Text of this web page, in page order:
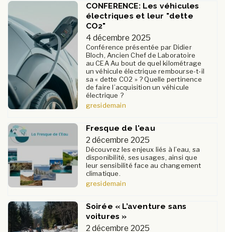
CONFERENCE: Les véhicules
électriques et leur "dette
CO2"
4 décembre 2025
Conférence présentée par Didier
Bloch, Ancien Chef de Laboratoire
au CEA Au bout de quel kilométrage
un véhicule électrique rembourse-t-il
sa « dette CO2 » ? Quelle pertinence
de faire l’acquisition un véhicule
électrique ?
gresidemain
Fresque de l'eau
2 décembre 2025
Découvrez les enjeux liés à l’eau, sa
disponibilité, ses usages, ainsi que
leur sensibilité face au changement
climatique.
gresidemain
Soirée « L’aventure sans
voitures »
2 décembre 2025